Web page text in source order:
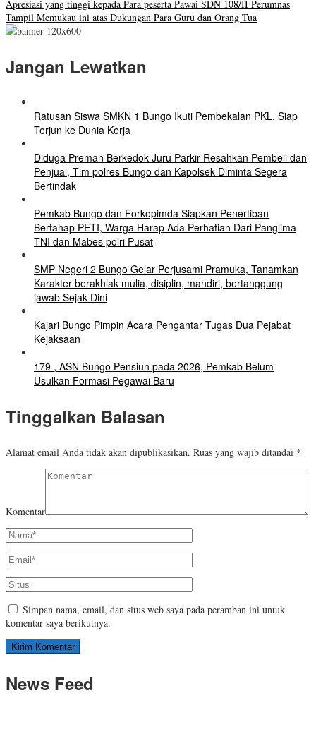
Apresiasi yang tinggi kepada Para peserta Pawai SDN 108/II Perumnas
Tampil Memukau ini atas Dukungan Para Guru dan Orang Tua
Jangan Lewatkan
Ratusan Siswa SMKN 1 Bungo Ikuti Pembekalan PKL, Siap
Terjun ke Dunia Kerja
Diduga Preman Berkedok Juru Parkir Resahkan Pembeli dan
Penjual, Tim polres Bungo dan Kapolsek Diminta Segera
Bertindak
Pemkab Bungo dan Forkopimda Siapkan Penertiban
Bertahap PETI, Warga Harap Ada Perhatian Dari Panglima
TNI dan Mabes polri Pusat
SMP Negeri 2 Bungo Gelar Perjusami Pramuka, Tanamkan
Karakter berakhlak mulia, disiplin, mandiri, bertanggung
jawab Sejak Dini
Kajari Bungo Pimpin Acara Pengantar Tugas Dua Pejabat
Kejaksaan
179 , ASN Bungo Pensiun pada 2026, Pemkab Belum
Usulkan Formasi Pegawai Baru
Tinggalkan Balasan
Alamat email Anda tidak akan dipublikasikan. Ruas yang wajib ditandai *
Komentar
Simpan nama, email, dan situs web saya pada peramban ini untuk
komentar saya berikutnya.
News Feed